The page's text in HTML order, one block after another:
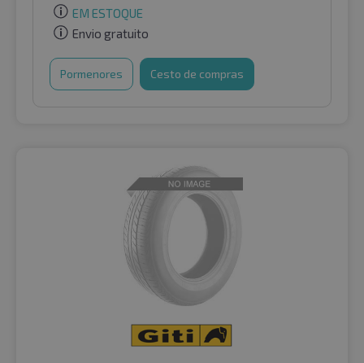
EM ESTOQUE
Envio gratuito
Pormenores Cesto de compras